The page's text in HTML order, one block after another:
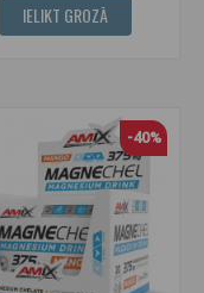
IELIKT GROZĀ
-40%